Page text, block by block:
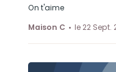
On t'aime
Maison C
le 22 Sept.